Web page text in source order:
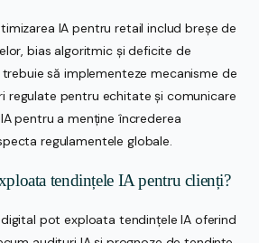
IA pentru retail includ breșe de
bias algoritmic și deficite de
să implementeze mecanisme de
regulate pentru echitate și comunicare
pentru a menține încrederea
regulamentele globale.
tendințele IA pentru clienți?
pot exploata tendințele IA oferind